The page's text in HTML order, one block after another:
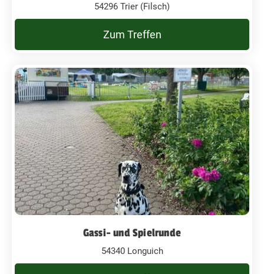
54296 Trier (Filsch)
Zum Treffen
Gassi- und Spielrunde
54340 Longuich